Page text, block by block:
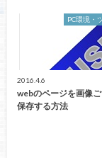
PC環境・
2016.4.6
webのページを画像
保存する方法